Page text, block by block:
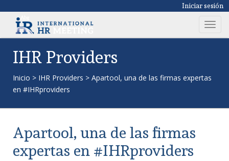
Iniciar sesión
T
o
a
IHR Providers
Inicio > IHR Providers > Apartool, una de las firmas expertas
en #IHRproviders
Apartool, una de las firmas
expertas en #IHRproviders